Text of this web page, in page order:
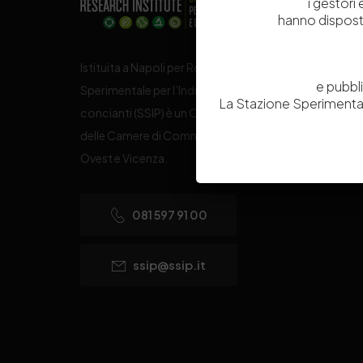
Istituita a Napoli per Regio Decreto nel 1885, la
Sperimentale per l’Industria delle Pelli e delle materie
concianti (SSIP) è un Organismo di Ricerca Nazionale
delle Camere di Commercio di Napoli, Toscana Nord-
Ovest e Vicenza.
081 597 91 00
ssip@ssip.it
hanno
e
La Stazione